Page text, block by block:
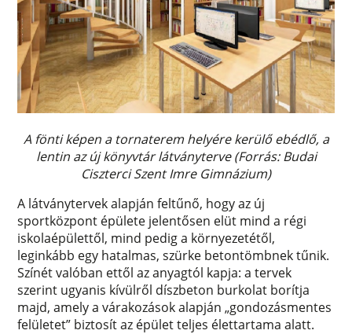
A fönti képen a tornaterem helyére kerülő ebédlő, a
lentin az új könyvtár látványterve (Forrás: Budai
Ciszterci Szent Imre Gimnázium)
A látványtervek alapján feltűnő, hogy az új
sportközpont épülete jelentősen elüt mind a régi
iskolaépülettől, mind pedig a környezetétől,
leginkább egy hatalmas, szürke betontömbnek tűnik.
Színét valóban ettől az anyagtól kapja: a tervek
szerint ugyanis kívülről díszbeton burkolat borítja
majd, amely a várakozások alapján „gondozásmentes
felületet” biztosít az épület teljes élettartama alatt.